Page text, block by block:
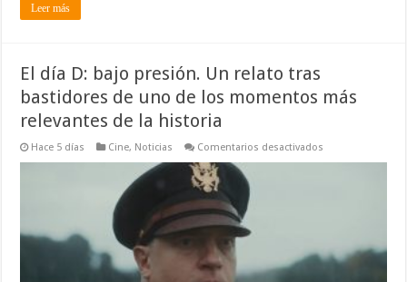
Leer más
El día D: bajo presión. Un relato tras
bastidores de uno de los momentos más
relevantes de la historia
Hace 5 días Cine, Noticias Comentarios desactivados
bastidores
de